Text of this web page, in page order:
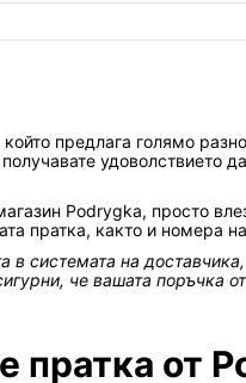
предлага голямо
удоволствието
Podrygka, просто
пратка, както и номера
в системата на
че вашата поръчка
пратка от